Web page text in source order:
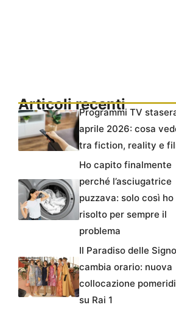
Articoli recenti
Programmi TV
aprile 2026: cosa
tra fiction, reality e
Ho capito finalmente
perché l’asciugatrice
puzzava: solo così ho
risolto per sempre il
problema
Il Paradiso delle
cambia orario: nuova
collocazione
su Rai 1